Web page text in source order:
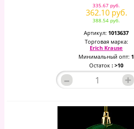
335.67 руб.
362.10 руб.
388.54 руб.
Артикул: 1013637
Торговая марка:
Erich Krause
Минимальный опт: 1
Остаток : >10
– +